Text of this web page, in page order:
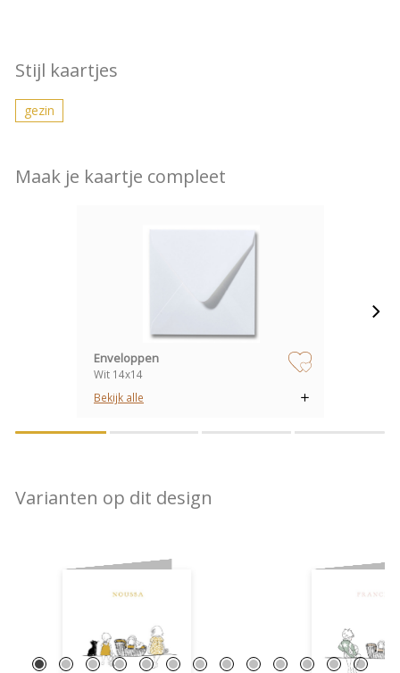
Stijl kaartjes
gezin
Maak je kaartje compleet
zet op verlanglijstje
Enveloppen
Wit 14x14
Bekijk alle
Varianten op dit design